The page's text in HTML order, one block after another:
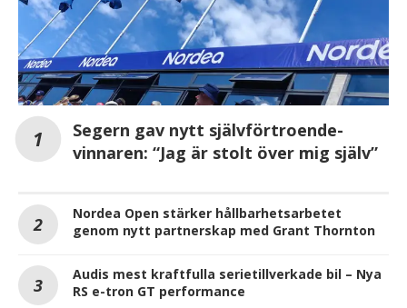
Segern gav nytt självförtroende-
vinnaren: “Jag är stolt över mig själv”
Nordea Open stärker hållbarhetsarbetet
genom nytt partnerskap med Grant Thornton
Audis mest kraftfulla serietillverkade bil – Nya
RS e-tron GT performance